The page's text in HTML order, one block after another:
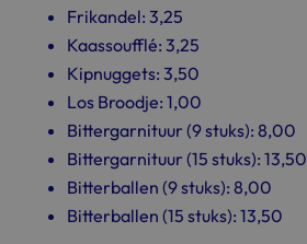
Frikandel: 3,25
Kaassoufflé: 3,25
Kipnuggets: 3,50
Los Broodje: 1,00
Bittergarnituur (9 stuks): 8,00
Bittergarnituur (15 stuks): 13,50
Bitterballen (9 stuks): 8,00
Bitterballen (15 stuks): 13,50